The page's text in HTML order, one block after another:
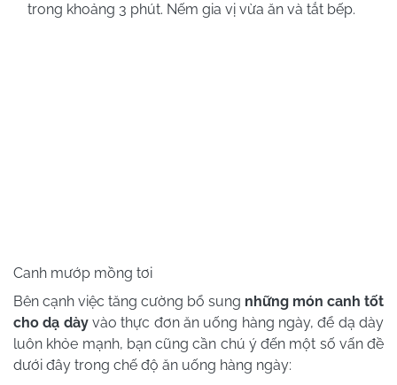
trong khoảng 3 phút. Nếm gia vị vừa ăn và tắt bếp.
Canh mướp mồng tơi
Bên cạnh việc tăng cường bổ sung những món canh tốt
cho dạ dàyvào thực đơn ăn uống hàng ngày, để dạ dày
luôn khỏe mạnh, bạn cũng cần chú ý đến một số vấn đề
dưới đây trong chế độ ăn uống hàng ngày: